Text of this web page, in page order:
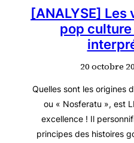
[ANALYSE]
pop
20 octobre
Quelles sont les origines
ou « Nosferatu », est
excellence ! Il
principes des histoires